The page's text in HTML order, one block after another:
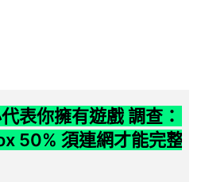
表你擁有遊戲 調查：
50% 須連網才能完整